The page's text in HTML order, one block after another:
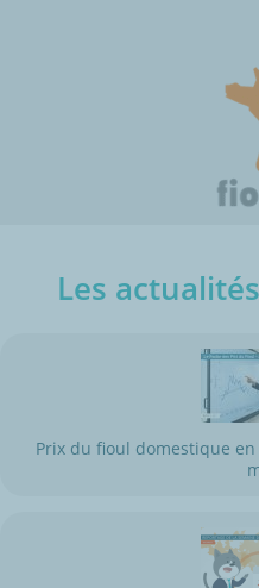
Les
Prix du fioul domestique